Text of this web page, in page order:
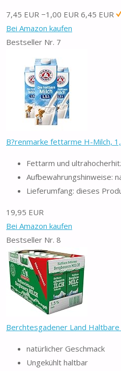
7,45 EUR −1,00 EUR 6,45 EUR
Bei Amazon kaufen
Bestseller Nr. 7
B?renmarke fettarme H-Milch,
Fettarm und
Aufbewahrungshinweise:
Lieferumfang: dieses
19,95 EUR
Bei Amazon kaufen
Bestseller Nr. 8
Berchtesgadener Land
natürlicher Geschmack
Ungekühlt haltbar